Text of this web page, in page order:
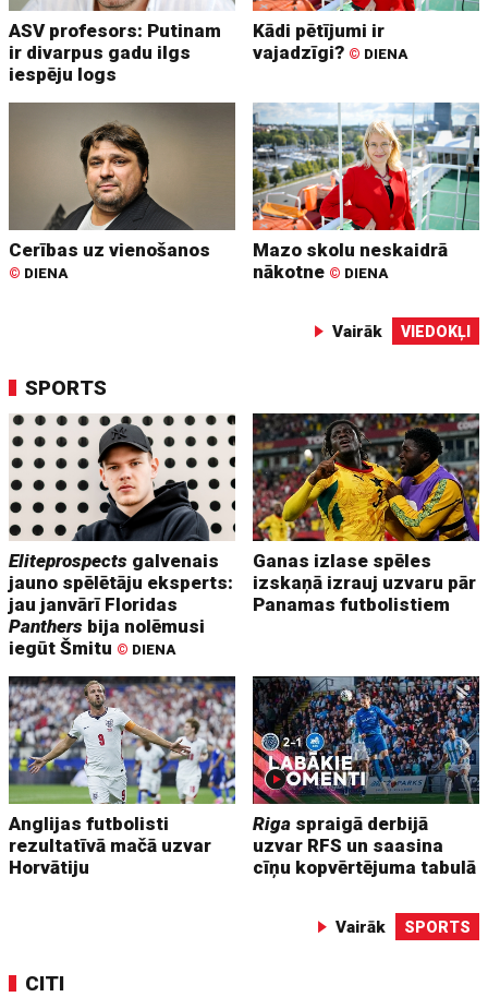
ASV profesors: Putinam
ir divarpus gadu ilgs
iespēju logs
Kādi pētījumi ir
vajadzīgi? © DIENA
Cerības uz vienošanos
© DIENA
Mazo skolu neskaidrā
nākotne © DIENA
Vairāk VIEDOKĻI
SPORTS
Eliteprospects galvenais
jauno spēlētāju eksperts:
jau janvārī Floridas
Panthers bija nolēmusi
iegūt Šmitu © DIENA
Ganas izlase spēles
izskaņā izrauj uzvaru pār
Panamas futbolistiem
Anglijas futbolisti
rezultatīvā mačā uzvar
Horvātiju
Riga spraigā derbijā
uzvar RFS un saasina
cīņu kopvērtējuma tabulā
Vairāk SPORTS
CITI